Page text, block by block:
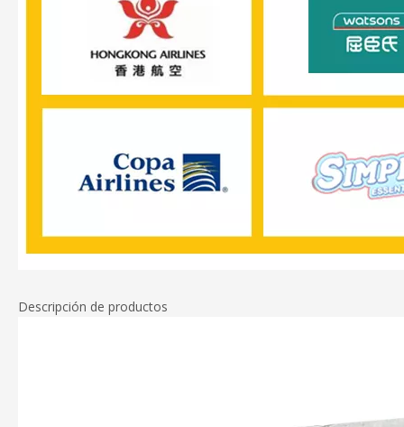
Descripción de productos